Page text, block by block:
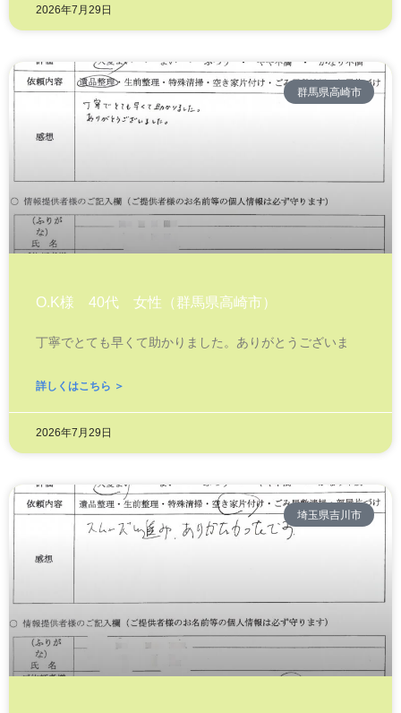
2026年7月29日
群馬県高崎市
O.K様 40代 女性（群馬県高崎市）
丁寧でとても早くて助かりました。ありがとうございま
詳しくはこちら ＞
2026年7月29日
埼玉県吉川市